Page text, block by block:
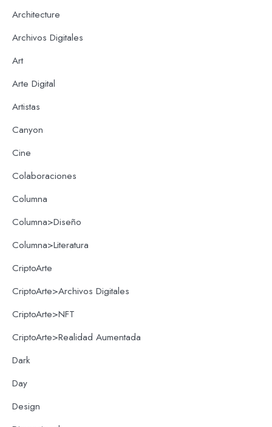
Architecture
Archivos Digitales
Art
Arte Digital
Artistas
Canyon
Cine
Colaboraciones
Columna
Columna>Diseño
Columna>Literatura
CriptoArte
CriptoArte>Archivos Digitales
CriptoArte>NFT
CriptoArte>Realidad Aumentada
Dark
Day
Design